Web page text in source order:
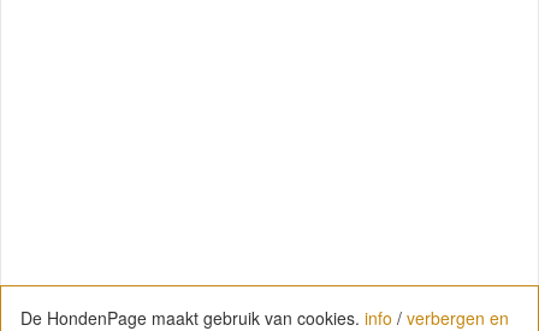
De HondenPage maakt gebruik van cookies. info / verbergen en